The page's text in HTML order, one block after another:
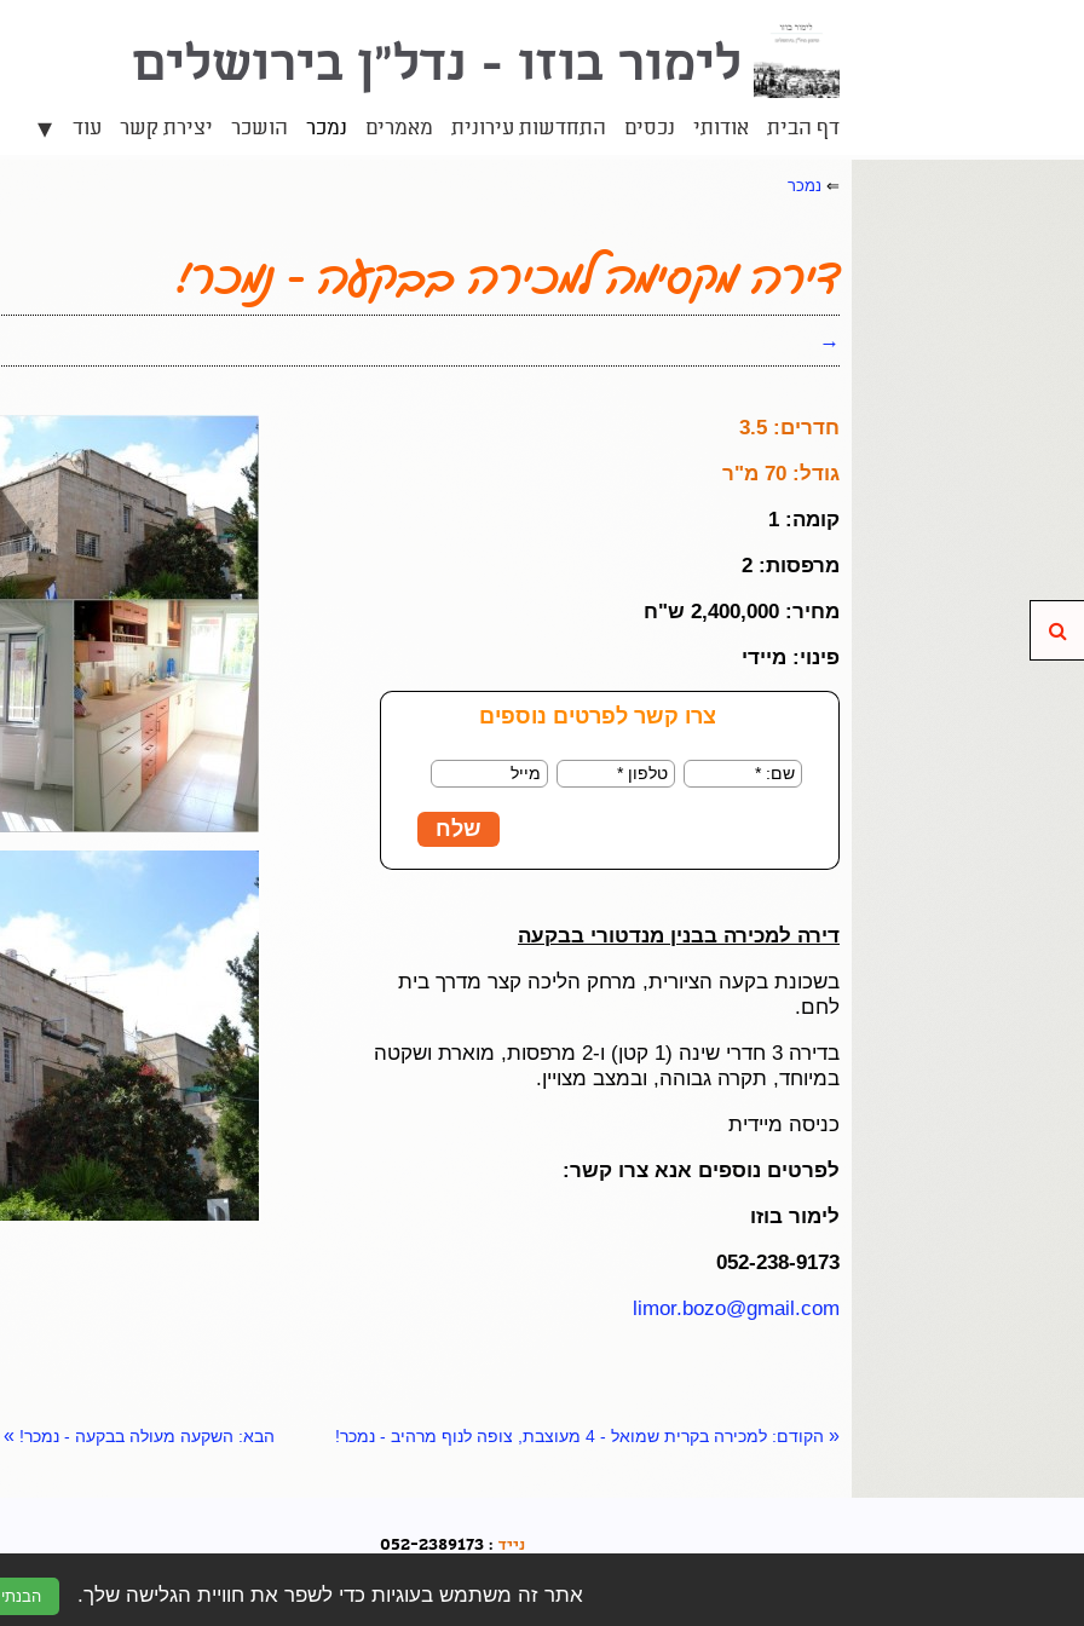
אתר זה משתמש בעוגיות כדי לשפר את חוויית הגלישה שלך. הבנתי
לימור בוזו - נדל"ן בירושלים
דף הבית אודותי נכסים התחדשות עירונית מאמרים נמכר הושכר יצירת קשר עוד ▾
⇐ נמכר
דירה מקסימה למכירה בבקעה - נמכר!
→
חדרים: 3.5
גודל: 70 מ"ר
קומה: 1
מרפסות: 2
מחיר: 2,400,000 ש"ח
פינוי: מיידי
דירה למכירה בבנין מנדטורי בבקעה
בשכונת בקעה הציורית, מרחק הליכה קצר מדרך בית
לחם.
בדירה 3 חדרי שינה (1 קטן) ו-2 מרפסות, מוארת ושקטה
במיוחד, תקרה גבוהה, ובמצב מצויין.
כניסה מיידית
לפרטים נוספים אנא צרו קשר:
לימור בוזו
052-238-9173
limor.bozo@gmail.com
« הקודם: למכירה בקרית שמואל - 4 מעוצבת, צופה לנוף מרהיב - נמכר! הבא: השקעה מעולה בבקעה - נמכר! »
נייד :
052-2389173
לימור בוזו שיווק נדל"ן© כל הזכויות שמורות